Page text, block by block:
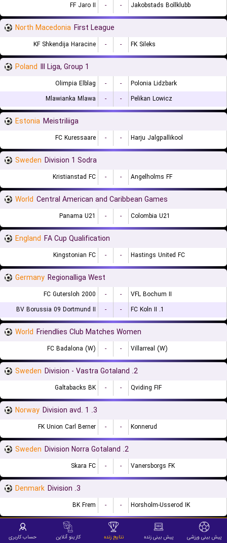
FF Jaro II - - Jakobstads Bollklubb
North Macedonia First League
KF Shkendija Haracine - - FK Sileks
Poland III Liga, Group 1
Olimpia Elblag - -
Polonia Lidzbark
Mlawianka Mlawa
- - Pelikan Lowicz
Estonia Meistriliiga
FC Kuressaare - - Harju Jalgpallikool
Sweden Division 1 Sodra
Kristianstad FC - - Angelholms FF
World Central American and Caribbean Games
Panama U21 - - Colombia U21
England FA Cup Qualification
Kingstonian FC - - Hastings United FC
Germany Regionalliga West
FC Gutersloh 2000 - -
VFL Bochum II
BV Borussia 09 Dortmund II
- - 1. FC Koln II
World Friendlies Club Matches Women
FC Badalona (W) - - Villarreal (W)
Sweden 2. Division - Vastra Gotaland
Galtabacks BK - - Qviding FIF
Norway 3. Division avd. 1
FK Union Carl Berner - - Konnerud
Sweden 2. Division Norra Gotaland
Skara FC - - Vanersborgs FK
Denmark 3. Division
BK Frem - - Horsholm-Usserod IK
Sweden Damallsvenskan
پیش بینی ورزشی پیش بینی زنده نتایج زنده کازینو آنلاین حساب کاربری